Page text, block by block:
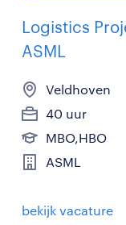
Logistics
ASML
Veldhoven
40 uur
MBO,HBO
ASML
bekijk vacature